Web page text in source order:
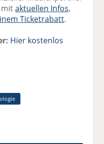
mitaktuellen Infos,
Ticketrabatt.
Hier kostenlos